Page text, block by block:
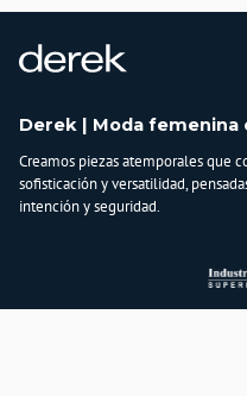
Derek | Moda femenina
Creamos piezas atemporales que
sofisticación y versatilidad,
intención y seguridad.